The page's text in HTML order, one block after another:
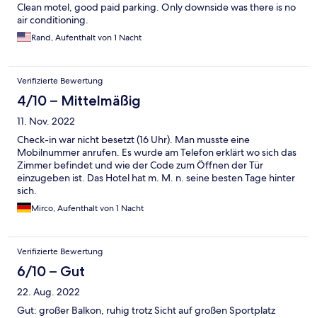
Clean motel, good paid parking. Only downside was there is no
air conditioning.
Rand, Aufenthalt von 1 Nacht
Verifizierte Bewertung
4/10 – Mittelmäßig
11. Nov. 2022
Check-in war nicht besetzt (16 Uhr). Man musste eine
Mobilnummer anrufen. Es wurde am Telefon erklärt wo sich das
Zimmer befindet und wie der Code zum Öffnen der Tür
einzugeben ist. Das Hotel hat m. M. n. seine besten Tage hinter
sich.
Mirco, Aufenthalt von 1 Nacht
Verifizierte Bewertung
6/10 – Gut
22. Aug. 2022
Gut: großer Balkon, ruhig trotz Sicht auf großen Sportplatz